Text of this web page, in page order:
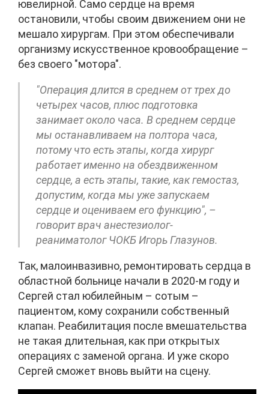
ювелирной. Само сердце на время
остановили, чтобы своим движением они не
мешало хирургам. При этом обеспечивали
организму искусственное кровообращение –
без своего "мотора".
"Операция длится в среднем от трех до
четырех часов, плюс подготовка
занимает около часа. В среднем сердце
мы останавливаем на полтора часа,
потому что есть этапы, когда хирург
работает именно на обездвиженном
сердце, а есть этапы, такие, как гемостаз,
допустим, когда мы уже запускаем
сердце и оцениваем его функцию", –
говорит врач анестезиолог-
реаниматолог ЧОКБ Игорь Глазунов.
Так, малоинвазивно, ремонтировать сердца в
областной больнице начали в 2020-м году и
Сергей стал юбилейным – сотым –
пациентом, кому сохранили собственный
клапан. Реабилитация после вмешательства
не такая длительная, как при открытых
операциях с заменой органа. И уже скоро
Сергей сможет вновь выйти на сцену.